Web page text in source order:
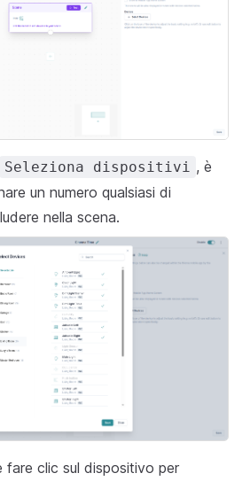
Seleziona dispositivi , è
un numero qualsiasi di
nella scena.
fare clic sul dispositivo per